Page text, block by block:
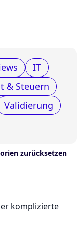
IT
& Steuern
Validierung
zurücksetzen